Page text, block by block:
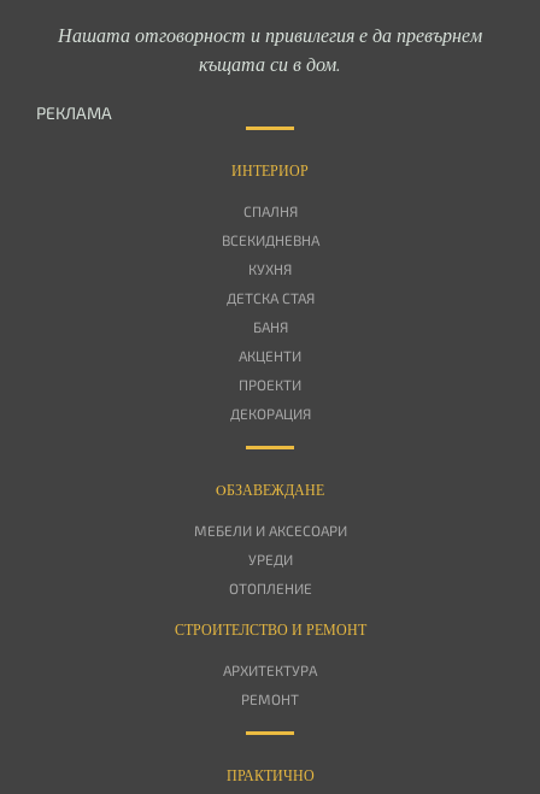
Нашата отговорност и привилегия е да превърнем
къщата си в дом.
РЕКЛАМА
ИНТЕРИОР
СПАЛНЯ
ВСЕКИДНЕВНА
КУХНЯ
ДЕТСКА СТАЯ
БАНЯ
АКЦЕНТИ
ПРОЕКТИ
ДЕКОРАЦИЯ
OБЗАВЕЖДАНЕ
МЕБЕЛИ И АКСЕСОАРИ
УРЕДИ
ОТОПЛЕНИЕ
СТРОИТЕЛСТВО И РЕМОНТ
АРХИТЕКТУРА
РЕМОНТ
ПРАКТИЧНО